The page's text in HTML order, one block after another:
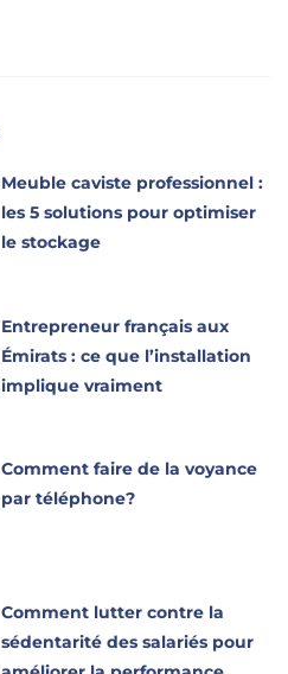
Meuble caviste professionnel :
les 5 solutions pour optimiser
le stockage
Entrepreneur français aux
Émirats : ce que l’installation
implique vraiment
Comment faire de la voyance
par téléphone?
Comment lutter contre la
sédentarité des salariés pour